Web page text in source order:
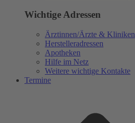
Wichtige Adressen
Ärztinnen/Ärzte & Kliniken
Herstelleradressen
Apotheken
Hilfe im Netz
Weitere wichtige Kontakte
Termine